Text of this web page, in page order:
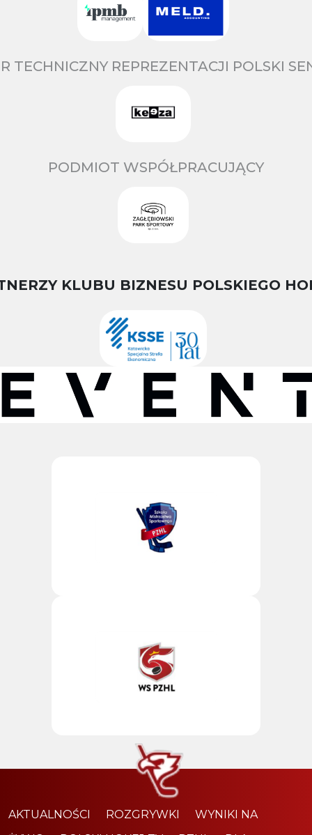
TECHNICZNY REPREZENTACJI POLSKI
PODMIOT WSPÓŁPRACUJĄCY
KLUBU BIZNESU POLSKIEGO
AKTUALNOŚCI ROZGRYWKI
WYNIKI NA